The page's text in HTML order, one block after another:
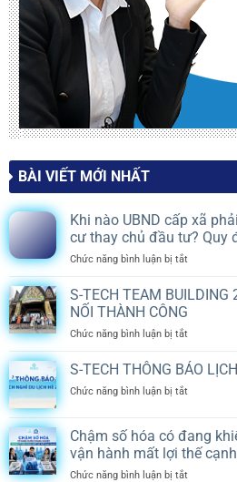
BÀI VIẾT MỚI NHẤT
Khi nào UBND cấp xã
cư thay chủ đầu tư? Quy
Chức năng bình luận bị tắtở
nào
xã
tổ
hội
cư
thay
chủ
S-TECH TEAM BUILDING
NỐI THÀNH CÔNG
Chức năng bình luận bị tắtở
TECH
BUILDING
KẾT
SỨC
MẠNH,
S-TECH THÔNG BÁO
Chức năng bình luận bị tắtở
THÔNG
BÁO
Chậm số hóa có đang
vận hành mất lợi thế
Chức năng bình luận bị tắtở